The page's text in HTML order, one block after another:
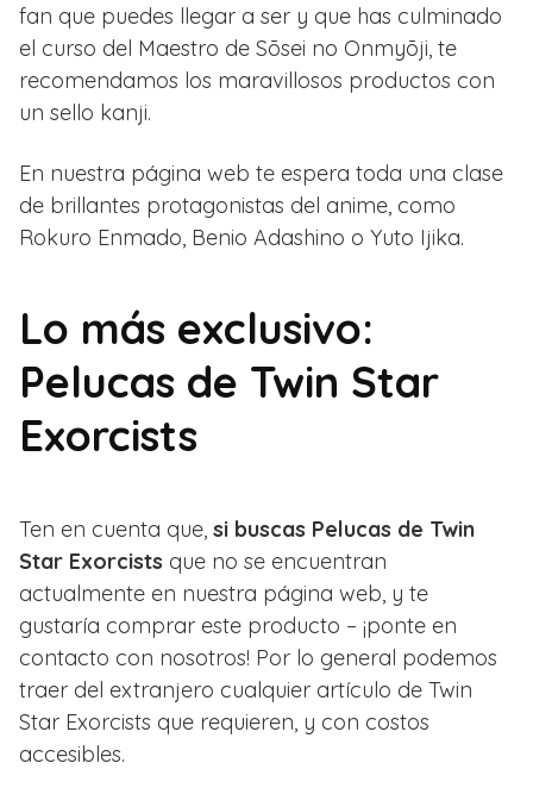
fan que puedes llegar a ser y que has culminado
el curso del Maestro de Sōsei no Onmyōji, te
recomendamos los maravillosos productos con
un sello kanji.
En nuestra página web te espera toda una clase
de brillantes protagonistas del anime, como
Rokuro Enmado, Benio Adashino o Yuto Ijika.
Lo más exclusivo:
Pelucas de Twin Star
Exorcists
Ten en cuenta que, si buscas Pelucas de Twin
Star Exorcists que no se encuentran
actualmente en nuestra página web, y te
gustaría comprar este producto – ¡ponte en
contacto con nosotros! Por lo general podemos
traer del extranjero cualquier artículo de Twin
Star Exorcists que requieren, y con costos
accesibles.